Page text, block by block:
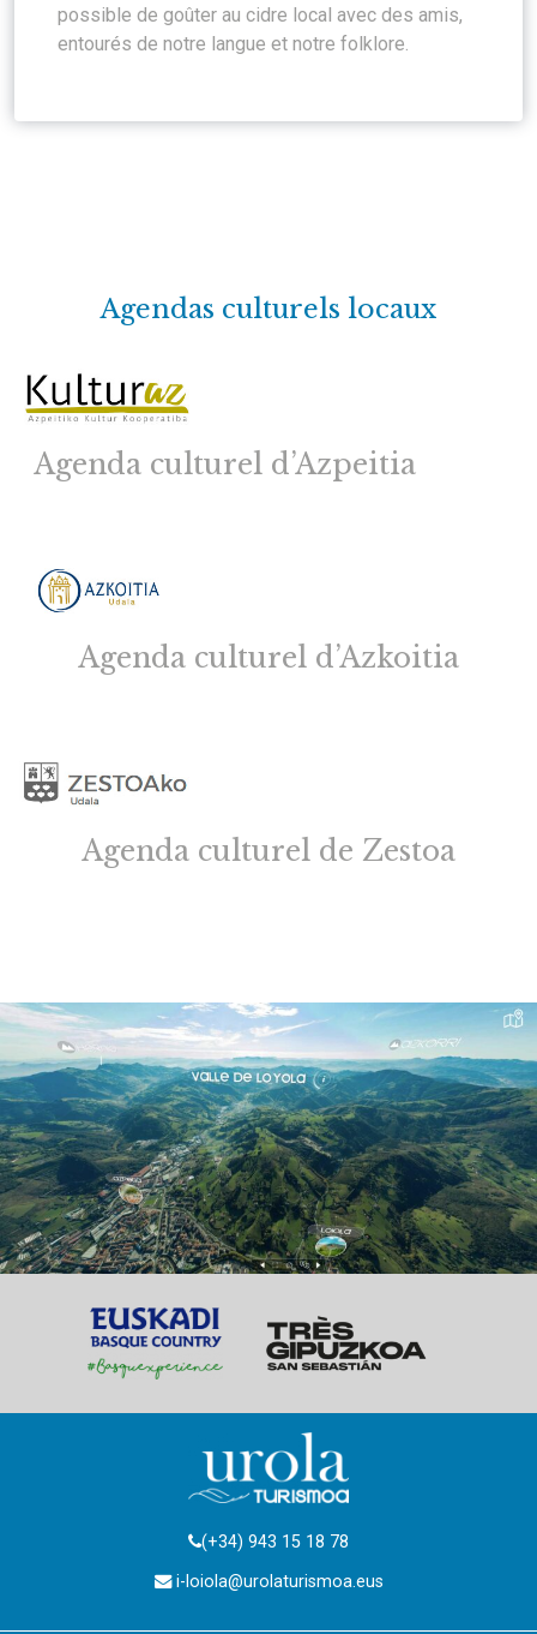
possible de goûter au cidre local avec des amis,
entourés de notre langue et notre folklore.
Agendas culturels locaux
Agenda culturel d’Azpeitia
Agenda culturel d’Azkoitia
Agenda culturel de Zestoa
(+34) 943 15 18 78
i-loiola@urolaturismoa.eus